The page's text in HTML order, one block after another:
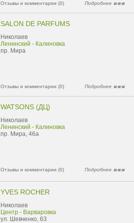
Отзывы и комментарии (0) Подробнее
SALON DE PARFUMS
Николаев
Ленинский - Калиновка
пр. Мира
Отзывы и комментарии (0) Подробнее
WATSONS (ДЦ)
Николаев
Ленинский - Калиновка
пр. Мира, 46а
Отзывы и комментарии (0) Подробнее
YVES ROCHER
Николаев
Центр - Варваровка
ул. Шевченко, 63